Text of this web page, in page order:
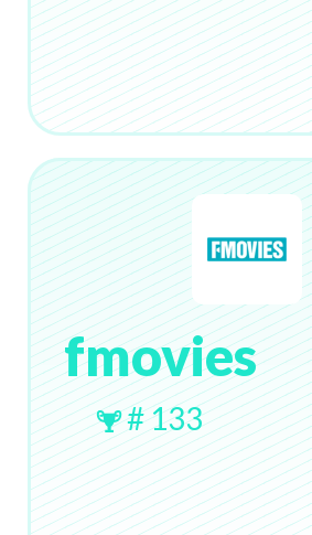
fmovies
# 133